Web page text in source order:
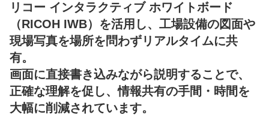
リコー インタラクティブ ホワイトボード
（RICOH IWB）を活用し、工場設備の図面や
現場写真を場所を問わずリアルタイムに共
有。
画面に直接書き込みながら説明することで、
正確な理解を促し、情報共有の手間・時間を
大幅に削減されています。